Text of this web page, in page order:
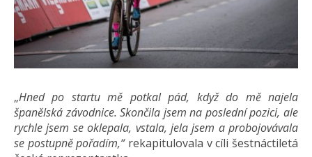
„Hned po startu mě potkal pád, když do mě najela
španělská závodnice. Skončila jsem na poslední pozici, ale
rychle jsem se oklepala, vstala, jela jsem a probojovávala
se postupně pořadím,“rekapitulovala v cíli šestnáctiletá